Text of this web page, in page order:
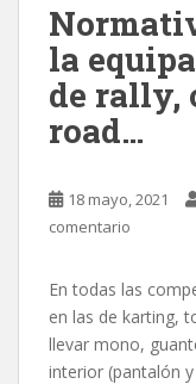
la
de rally,
road…
18 mayo, 2021
comentario
En todas las
en las de karting,
llevar mono,
interior (pantalón